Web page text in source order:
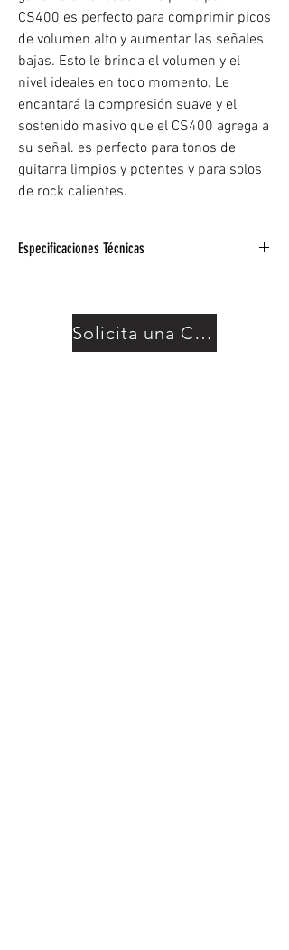
CS400 es perfecto para comprimir picos
de volumen alto y aumentar las señales
bajas. Esto le brinda el volumen y el
nivel ideales en todo momento. Le
encantará la compresión suave y el
sostenido masivo que el CS400 agrega a
su señal. es perfecto para tonos de
guitarra limpios y potentes y para solos
de rock calientes.
Especificaciones Técnicas
Controle las notas fuertes y fuertes y
aumente las señales bajas débiles
Solicita una Cotización